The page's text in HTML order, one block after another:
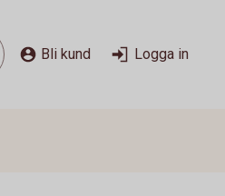
Bli kund Logga in